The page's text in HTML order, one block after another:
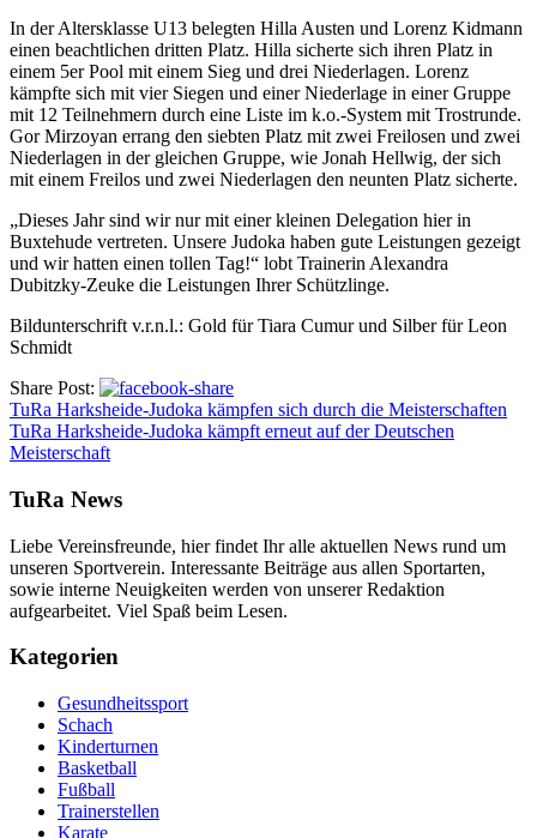
In der Altersklasse U13 belegten Hilla Austen und Lorenz Kidmann
einen beachtlichen dritten Platz. Hilla sicherte sich ihren Platz in
einem 5er Pool mit einem Sieg und drei Niederlagen. Lorenz
kämpfte sich mit vier Siegen und einer Niederlage in einer Gruppe
mit 12 Teilnehmern durch eine Liste im k.o.-System mit Trostrunde.
Gor Mirzoyan errang den siebten Platz mit zwei Freilosen und zwei
Niederlagen in der gleichen Gruppe, wie Jonah Hellwig, der sich
mit einem Freilos und zwei Niederlagen den neunten Platz sicherte.
„Dieses Jahr sind wir nur mit einer kleinen Delegation hier in
Buxtehude vertreten. Unsere Judoka haben gute Leistungen gezeigt
und wir hatten einen tollen Tag!“ lobt Trainerin Alexandra
Dubitzky-Zeuke die Leistungen Ihrer Schützlinge.
Bildunterschrift v.r.n.l.: Gold für Tiara Cumur und Silber für Leon
Schmidt
Share Post:
TuRa Harksheide-Judoka kämpfen sich durch die Meisterschaften
TuRa Harksheide-Judoka kämpft erneut auf der Deutschen
Meisterschaft
TuRa News
Liebe Vereinsfreunde, hier findet Ihr alle aktuellen News rund um
unseren Sportverein. Interessante Beiträge aus allen Sportarten,
sowie interne Neuigkeiten werden von unserer Redaktion
aufgearbeitet. Viel Spaß beim Lesen.
Kategorien
Gesundheitssport
Schach
Kinderturnen
Basketball
Fußball
Trainerstellen
Karate